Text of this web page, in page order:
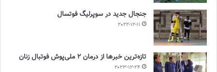
جنجال جدید در سوپرلیگ فوتسال
2022-12-11
تازه‌ترین خبرها از درمان ۲ ملی‌پوش فوتبال زنان
2023-12-24